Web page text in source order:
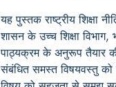
यह पुस्तक राष्ट्रीय शिक्षा
शासन के उच्च शिक्षा विभाग,
पाठ्यक्रम के अनुरूप तैयार
संबंधित समस्त विषयवस्तु